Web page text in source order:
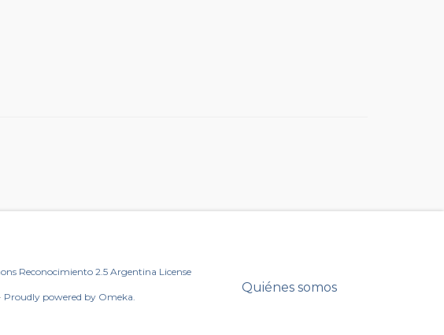
Reconocimiento 2.5 Argentina License
Proudly powered by Omeka.
Quiénes somos